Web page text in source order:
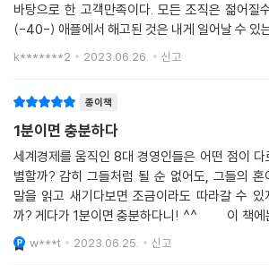
이건 좀 어려운데, 생각하는 순간 그 일은 이미 불
조금 어렵겠다고 생각했을 뿐이라고 항변하고 싶
흔들리는 순간 그 일은 틀어지기 시작한다. 의문이
용이 없다. 한순간의 머뭇거림과 망설임과 의심이
만들어 버린다.
--- p.183 「이나모리 가즈오」중에서
자기 자신을 다른 사람들과 비교하지 말라. 다른
행동은 자신을 모욕하는 행동이기 때문이다.
--- p.191 「빌 게이츠」중에서
페이스북, 마크 저커버그
워한다. 기업은 실패를 통해 사람들이 서로를 평가
더 좋은 서비스를 만들기 위해 돈을 번다. 우리는
사람을 찾는다. 어떤 것에 열정을 가졌는지는 상관
바탕으로 한 고객만족이다. 모든 조직은 젊어질수록 경쟁력이 살아난다.
(-40-) 애플에서 해고된 것은 내게 일어날 수 있는 최고의 사건이었다. 그
사건으로 인해 나는 성공이란 중압감에서 벗어나
k*******2 2023.06.26. 신고
종이책
1분이면 충분하다
세계경제를 움직인 8대 경영인들은 어떤 점이 다
별할까? 감히 그들처럼 될 순 없어도, 그들의 혼이 담긴
말을 읽고 새기다보면 조금이라도 따라갈 수 있
까? 게다가 1분이면 충분하다니! ^^ 이 책에는 동서
양 경영인 8명의 어록과 명언이 수록되어 있는데
으로 창업자들은 학교를 끝까지 다니지 않고 자기
w***t 2023.06.25. 신고